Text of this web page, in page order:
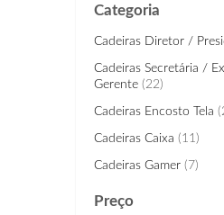
Categoria
Cadeiras Diretor /
Cadeiras Secretária /
Gerente (22)
Cadeiras Encosto Tela
Cadeiras Caixa (11)
Cadeiras Gamer (7)
Preço